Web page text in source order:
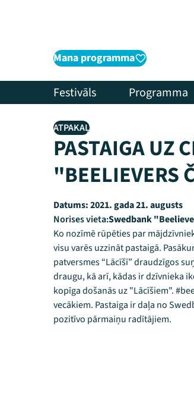
Mana programma
Festivāls Programma
ATPAKAĻ
PASTAIGA UZ
"BEELIEVERS
Datums:2021. gada 21. augusts
Norises vieta:Swedbank
Ko nozīmē rūpēties par
visu varēs uzzināt pastaigā.
patversmes “Lācīšī” draudzīgos
draugu, kā arī, kādas ir dzīvnieka
kopīga došanās uz "Lācīšiem".
vecākiem. Pastaiga ir daļa no
pozitīvo pārmaiņu radītājiem.